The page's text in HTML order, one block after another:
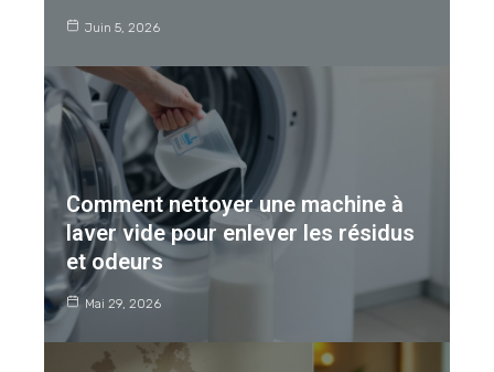
Juin 5, 2026
Comment nettoyer une machine à
laver vide pour enlever les résidus
et odeurs
Mai 29, 2026